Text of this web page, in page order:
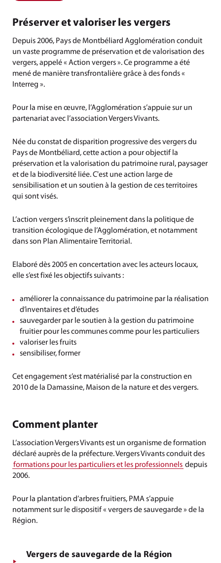
Préserver et valoriser les vergers
Depuis 2006, Pays de Montbéliard Agglomération conduit
un vaste programme de préservation et de valorisation des
vergers, appelé « Action vergers ». Ce programme a été
mené de manière transfrontalière grâce à des fonds «
Interreg ».
Pour la mise en œuvre, l’Agglomération s’appuie sur un
partenariat avec l’association Vergers Vivants.
Née du constat de disparition progressive des vergers du
Pays de Montbéliard, cette action a pour objectif la
préservation et la valorisation du patrimoine rural, paysager
et de la biodiversité liée. C'est une action large de
sensibilisation et un soutien à la gestion de ces territoires
qui sont visés.
L’action vergers s’inscrit pleinement dans la politique de
transition écologique de l’Agglomération, et notamment
dans son Plan Alimentaire Territorial.
Elaboré dès 2005 en concertation avec les acteurs locaux,
elle s’est fixé les objectifs suivants :
améliorer la connaissance du patrimoine par la réalisation
d’inventaires et d’études
sauvegarder par le soutien à la gestion du patrimoine
fruitier pour les communes comme pour les particuliers
valoriser les fruits
sensibiliser, former
Cet engagement s’est matérialisé par la construction en
2010 de la Damassine, Maison de la nature et des vergers.
Comment planter
L’association Vergers Vivants est un organisme de formation
déclaré auprès de la préfecture. Vergers Vivants conduit des
formations pour les particuliers et les professionnels depuis
2006.
Pour la plantation d’arbres fruitiers, PMA s’appuie
notamment sur le dispositif « vergers de sauvegarde » de la
Région.
Vergers de sauvegarde de la Région